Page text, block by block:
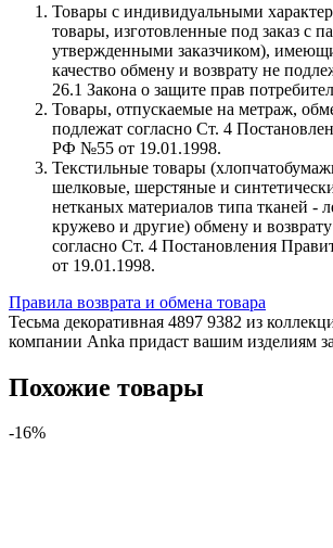
Товары с индивидуальными
товары, изготовленные под заказ с
утвержденными заказчиком),
качество обмену и возврату не
26.1 Закона о защите прав
Товары, отпускаемые на метраж,
подлежат согласно Ст. 4
РФ №55 от 19.01.1998.
Текстильные товары
шелковые, шерстяные и
нетканых материалов типа тканей -
кружево и другие) обмену и
согласно Ст. 4 Постановления
от 19.01.1998.
Правила возврата и обмена товара
Тесьма декоративная 4897 9382 из
компании Anka придаст вашим изделиям
Похожие товары
-16%